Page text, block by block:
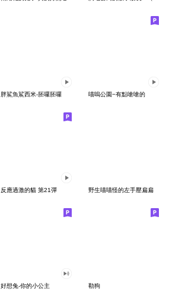
胖鯊魚鯊西米-胚囉胚囉 喵嗚公園−有點嗆嗆的
反應過激的貓 第21彈 野生喵喵怪的左手壓扁扁
好想兔-你的小公主 勒狗